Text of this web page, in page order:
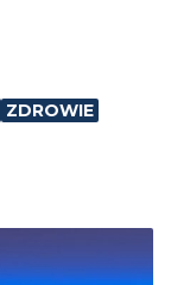
ZDROWIE